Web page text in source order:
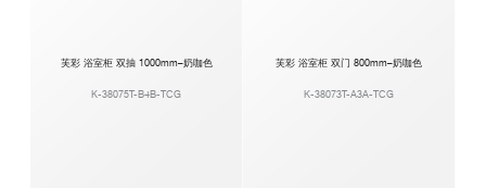
芙彩 浴室柜 双抽 1000mm–奶咖色
K-38075T-B4B-TCG
芙彩 浴室柜 双门 800mm–奶咖色
K-38073T-A3A-TCG